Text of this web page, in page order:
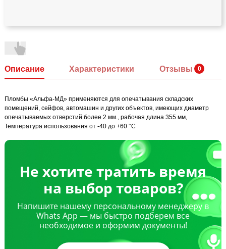
Описание Характеристики Отзывы
Пломбы «Альфа-МД» применяются для опечатывания складских
помещений, сейфов, автомашин и других объектов, имеющих диаметр
опечатываемых отверстий более 2 мм., рабочая длина 355 мм,
Температура использования от -40 до +60 °С
Не хотите тратить время
на выбор товаров?
Напишите нашему персональному менеджеру в
Whats App — мы быстро подберем все
необходимое и оформим документы!